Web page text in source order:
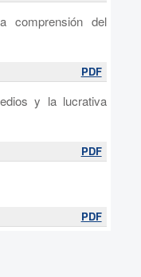
comprensión del
PDF
y la lucrativa
PDF
PDF